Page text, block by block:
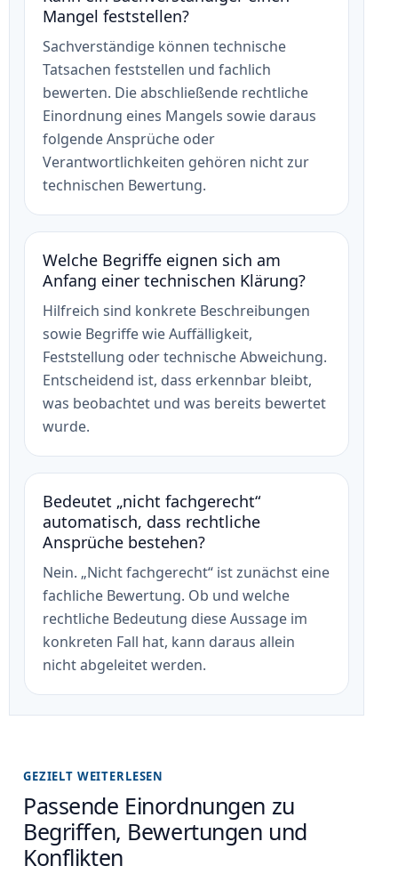
Mangel feststellen?
Sachverständige können technische
Tatsachen feststellen und fachlich
bewerten. Die abschließende rechtliche
Einordnung eines Mangels sowie daraus
folgende Ansprüche oder
Verantwortlichkeiten gehören nicht zur
technischen Bewertung.
Welche Begriffe eignen sich am
Anfang einer technischen Klärung?
Hilfreich sind konkrete Beschreibungen
sowie Begriffe wie Auffälligkeit,
Feststellung oder technische Abweichung.
Entscheidend ist, dass erkennbar bleibt,
was beobachtet und was bereits bewertet
wurde.
Bedeutet „nicht fachgerecht“
automatisch, dass rechtliche
Ansprüche bestehen?
Nein. „Nicht fachgerecht“ ist zunächst eine
fachliche Bewertung. Ob und welche
rechtliche Bedeutung diese Aussage im
konkreten Fall hat, kann daraus allein
nicht abgeleitet werden.
GEZIELT WEITERLESEN
Passende Einordnungen zu
Begriffen, Bewertungen und
Konflikten